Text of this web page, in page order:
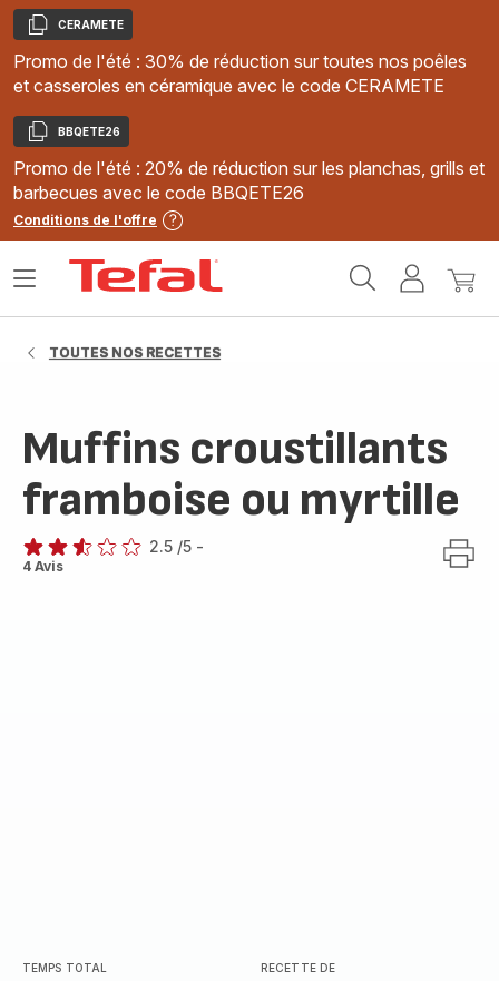
Copier
CERAMETE
Promo de l'été : 30% de réduction sur toutes nos poêles
et casseroles en céramique avec le code CERAMETE
Copier
BBQETE26
Promo de l'été : 20% de réduction sur les planchas, grills et
barbecues avec le code BBQETE26
Conditions de l'offre
MonMon
Ouvrir
TOUTES NOS RECETTES
Muffins croustillants
framboise ou myrtille
ratings.2.5
2.5 /5 -
4 Avis
TEMPS TOTAL RECETTE DE